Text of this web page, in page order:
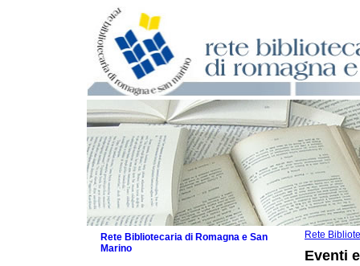
Rete
Eventi
Rete Bibliotecaria di Romagna e San
Marino